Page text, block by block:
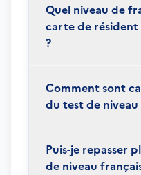
Quel niveau de
carte de
?
Comment sont
du test de
Puis-je repasser
de niveau